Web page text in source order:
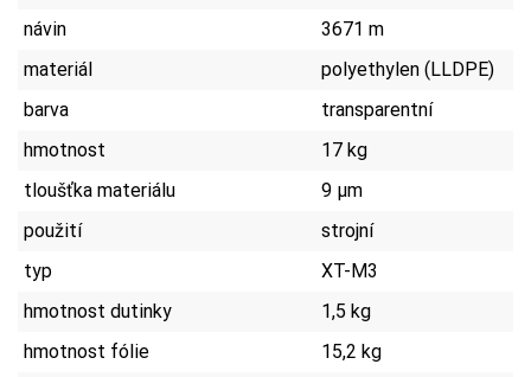
návin
3671 m
materiál
polyethylen (LLDPE)
barva
transparentní
hmotnost
17 kg
tloušťka materiálu
9 µm
použití
strojní
typ
XT-M3
hmotnost dutinky
1,5 kg
hmotnost fólie
15,2 kg